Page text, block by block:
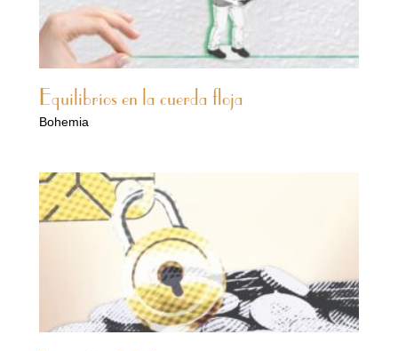
Equilibrios en la cuerda floja
Bohemia